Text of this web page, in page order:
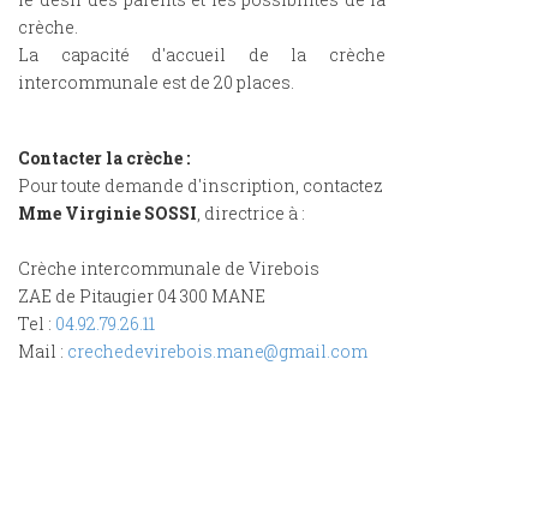
crèche.
La capacité d'accueil de la crèche
intercommunale est de 20 places.
Contacter la crèche :
Pour toute demande d'inscription, contactez
Mme Virginie SOSSI, directrice à :
Crèche intercommunale de Virebois
ZAE de Pitaugier 04 300 MANE
Tel : 04.92.79.26.11
Mail : crechedevirebois.mane@gmail.com